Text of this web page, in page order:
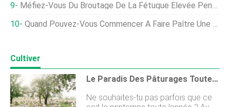
Méfiez-Vous Du Broutage De La Fétuque Élevée Pendant Les Mois Chauds
Quand Pouvez-Vous Commencer À Faire Paître Une Nouvelle Plantation ?
Cultiver
Le Paradis Des Pâturages Toute L'année (ou Du Moins En Route Vers Cela)
Ne souhaites-tu pas parfois que ce